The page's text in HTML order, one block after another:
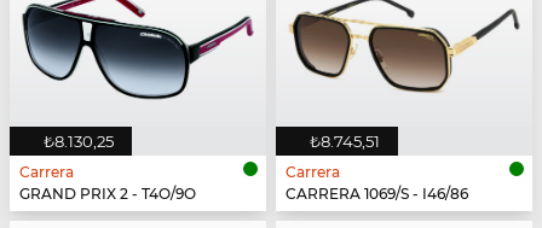
₺8.130,25
Carrera
GRAND PRIX 2 - T4O/9O
₺8.745,51
Carrera
CARRERA 1069/S - I46/86